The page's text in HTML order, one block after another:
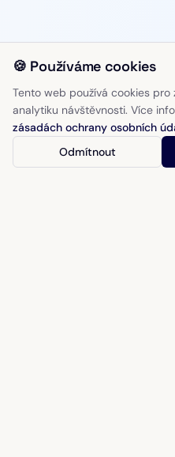
🍪 Používáme cookies
Tento web používá cookies
analytiku návštěvnosti. Více
zásadách ochrany osobních
Odmítnout